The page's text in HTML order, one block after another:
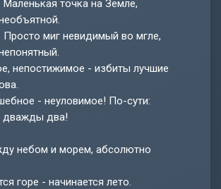
точка на Земле,
миг невидимый во мгле,
непостижимое - избиты лучшие
- неуловимое! По-сути:
дважды два!
небом и морем, абсолютно
горе - начинается лето.